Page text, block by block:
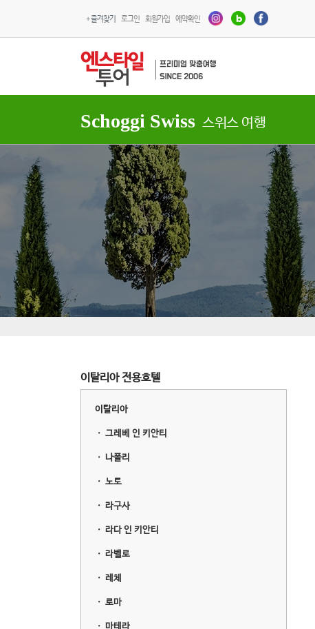
+ 즐겨찾기 로그인 회원가입 예약확인
Schoggi Swiss 스위스 여행
이탈리아 전용호텔
이탈리아
ㆍ 그레베 인 키안티
ㆍ 나폴리
ㆍ 노토
ㆍ 라구사
ㆍ 라다 인 키안티
ㆍ 라벨로
ㆍ 레체
ㆍ 로마
ㆍ 마테라